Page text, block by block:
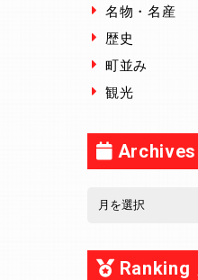
名物・名産
歴史
町並み
観光
Archives
Ranking